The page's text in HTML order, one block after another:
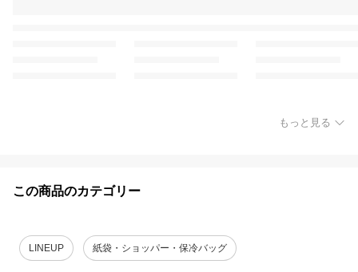
もっと見る
この商品のカテゴリー
LINEUP 紙袋・ショッパー・保冷バッグ